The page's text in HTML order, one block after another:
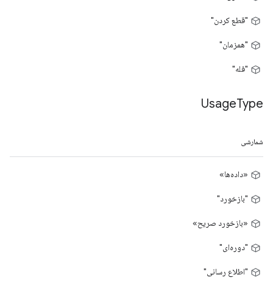
"قطع کردن"
"همزمان"
"فله"
UsageType
شمارشی
«داده‌ها»
"بازخورد"
«بازخورد صریح»
"دوره‌ای"
"اطلاع رسانی"